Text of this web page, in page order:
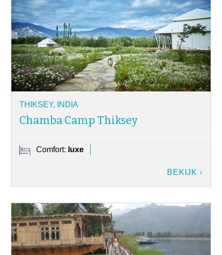
THIKSEY, INDIA
Chamba Camp Thiksey
Comfort: luxe
BEKIJK ›